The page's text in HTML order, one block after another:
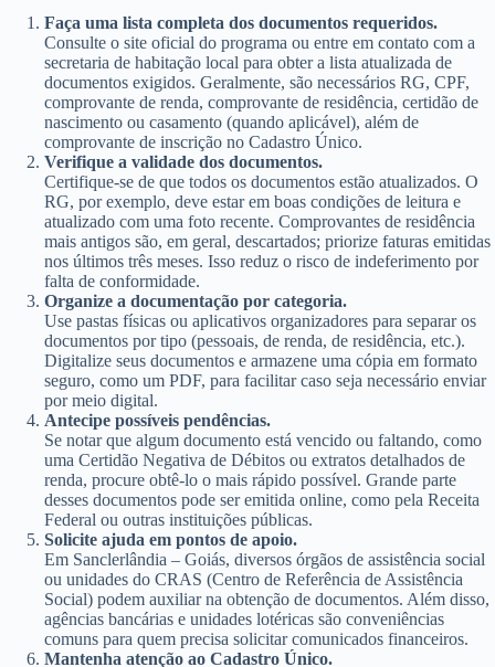
Faça uma lista completa dos documentos requeridos.
Consulte o site oficial do programa ou entre em contato com a
secretaria de habitação local para obter a lista atualizada de
documentos exigidos. Geralmente, são necessários RG, CPF,
comprovante de renda, comprovante de residência, certidão de
nascimento ou casamento (quando aplicável), além de
comprovante de inscrição no Cadastro Único.
Verifique a validade dos documentos.
Certifique-se de que todos os documentos estão atualizados. O
RG, por exemplo, deve estar em boas condições de leitura e
atualizado com uma foto recente. Comprovantes de residência
mais antigos são, em geral, descartados; priorize faturas emitidas
nos últimos três meses. Isso reduz o risco de indeferimento por
falta de conformidade.
Organize a documentação por categoria.
Use pastas físicas ou aplicativos organizadores para separar os
documentos por tipo (pessoais, de renda, de residência, etc.).
Digitalize seus documentos e armazene uma cópia em formato
seguro, como um PDF, para facilitar caso seja necessário enviar
por meio digital.
Antecipe possíveis pendências.
Se notar que algum documento está vencido ou faltando, como
uma Certidão Negativa de Débitos ou extratos detalhados de
renda, procure obtê-lo o mais rápido possível. Grande parte
desses documentos pode ser emitida online, como pela Receita
Federal ou outras instituições públicas.
Solicite ajuda em pontos de apoio.
Em Sanclerlândia – Goiás, diversos órgãos de assistência social
ou unidades do CRAS (Centro de Referência de Assistência
Social) podem auxiliar na obtenção de documentos. Além disso,
agências bancárias e unidades lotéricas são conveniências
comuns para quem precisa solicitar comunicados financeiros.
Mantenha atenção ao Cadastro Único.